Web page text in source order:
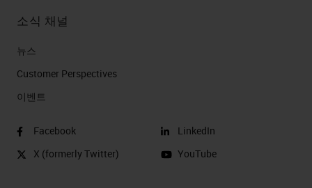
소식 채널
뉴스
Customer Perspectives​
이벤트
Facebook
X (formerly Twitter)
LinkedIn
YouTube